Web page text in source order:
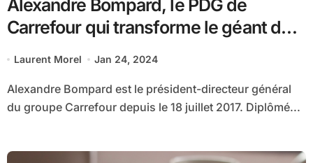
Alexandre Bompard, le PDG de
Carrefour qui transforme le géant de
la distribution
Laurent Morel Jan 24, 2024
Alexandre Bompard est le président-directeur général
du groupe Carrefour depuis le 18 juillet 2017. Diplômé...